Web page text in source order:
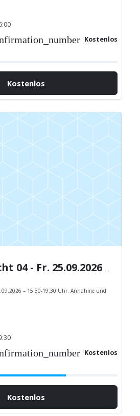
Kostenlos
Kostenlos
Helferschicht 04 - Fr. 25.09.2026 - 15:30-19:30 Uhr.
– 15:30-19:30 Uhr. Annahme und
Kostenlos
Kostenlos